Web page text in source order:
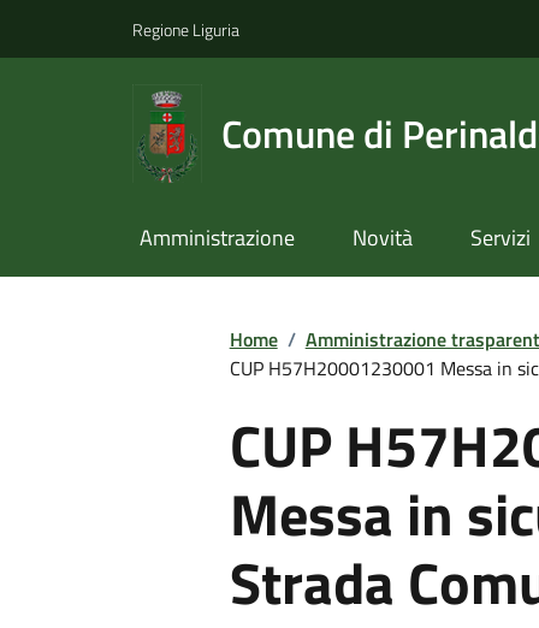
Regione Liguria
Comune di
Amministrazione Novità Servizi
Home / Amministrazione
CUP H57H20001230001 Messa in
CUP
Messa in
Strada